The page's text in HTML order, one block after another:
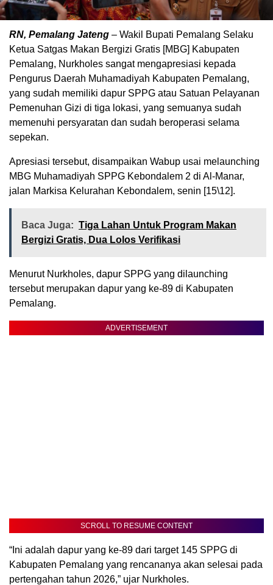
RN, Pemalang Jateng – Wakil Bupati Pemalang Selaku
Ketua Satgas Makan Bergizi Gratis [MBG] Kabupaten
Pemalang, Nurkholes sangat mengapresiasi kepada
Pengurus Daerah Muhamadiyah Kabupaten Pemalang,
yang sudah memiliki dapur SPPG atau Satuan Pelayanan
Pemenuhan Gizi di tiga lokasi, yang semuanya sudah
memenuhi persyaratan dan sudah beroperasi selama
sepekan.
Apresiasi tersebut, disampaikan Wabup usai melaunching
MBG Muhamadiyah SPPG Kebondalem 2 di Al-Manar,
jalan Markisa Kelurahan Kebondalem, senin [15\12].
Baca Juga: Tiga Lahan Untuk Program Makan
Bergizi Gratis, Dua Lolos Verifikasi
Menurut Nurkholes, dapur SPPG yang dilaunching
tersebut merupakan dapur yang ke-89 di Kabupaten
Pemalang.
ADVERTISEMENT
SCROLL TO RESUME CONTENT
“Ini adalah dapur yang ke-89 dari target 145 SPPG di
Kabupaten Pemalang yang rencananya akan selesai pada
pertengahan tahun 2026,” ujar Nurkholes.